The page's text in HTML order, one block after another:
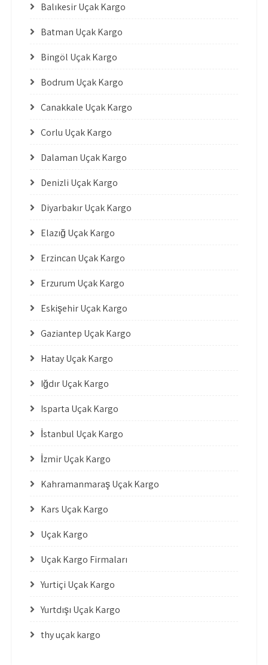
Balıkesir Uçak Kargo
Batman Uçak Kargo
Bingöl Uçak Kargo
Bodrum Uçak Kargo
Çanakkale Uçak Kargo
Çorlu Uçak Kargo
Dalaman Uçak Kargo
Denizli Uçak Kargo
Diyarbakır Uçak Kargo
Elazığ Uçak Kargo
Erzincan Uçak Kargo
Erzurum Uçak Kargo
Eskişehir Uçak Kargo
Gaziantep Uçak Kargo
Hatay Uçak Kargo
Iğdır Uçak Kargo
Isparta Uçak Kargo
İstanbul Uçak Kargo
İzmir Uçak Kargo
Kahramanmaraş Uçak Kargo
Kars Uçak Kargo
Uçak Kargo
Uçak Kargo Firmaları
Yurtiçi Uçak Kargo
Yurtdışı Uçak Kargo
thy uçak kargo